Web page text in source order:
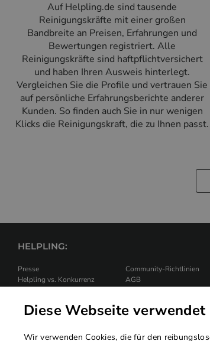
Auf Helpling.de sind tausende
Reinigungskräfte mit einer großen
Bandbreite an Preisen, Erfahrungen und
Bewertungen registriert. Alle
Reinigungskräfte sind haftpflichtversichert
und haben Ihren Ausweis hinterlegt.
Vergleichen Sie die Profile und vertrauen Sie
auf persönliche Erfahrungsberichte anderer
Kunden. So finden auch Sie in nur wenigen
Klicks die Reinigungskraft, die zu Ihnen passt.
HELPLING:
Presse
Helpling vs. Konkurrenz
Preise
Community-Richtlinien
AGB
FAQ
Diese Webseite verwendet
Wir verwenden Cookies, die für den